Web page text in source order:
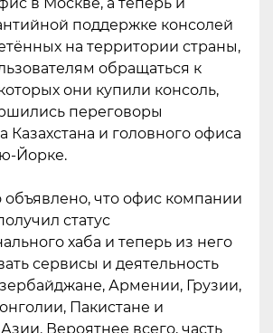
поддержке консолей
на территории страны,
обращаться к
они купили консоль,
переговоры
Казахстана и головного офиса
Йорке.
что офис компании
статус
хаба и теперь из него
сервисы и деятельность
Армении, Грузии,
Пакистане и
Вероятнее всего, часть